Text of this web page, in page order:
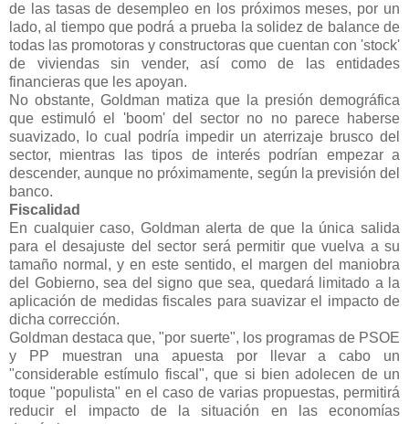
de las tasas de desempleo en los próximos meses, por un
lado, al tiempo que podrá a prueba la solidez de balance de
todas las promotoras y constructoras que cuentan con 'stock'
de viviendas sin vender, así como de las entidades
financieras que les apoyan.
No obstante, Goldman matiza que la presión demográfica
que estimuló el 'boom' del sector no no parece haberse
suavizado, lo cual podría impedir un aterrizaje brusco del
sector, mientras las tipos de interés podrían empezar a
descender, aunque no próximamente, según la previsión del
banco.
Fiscalidad
En cualquier caso, Goldman alerta de que la única salida
para el desajuste del sector será permitir que vuelva a su
tamaño normal, y en este sentido, el margen del maniobra
del Gobierno, sea del signo que sea, quedará limitado a la
aplicación de medidas fiscales para suavizar el impacto de
dicha corrección.
Goldman destaca que, "por suerte", los programas de PSOE
y PP muestran una apuesta por llevar a cabo un
"considerable estímulo fiscal", que si bien adolecen de un
toque "populista" en el caso de varias propuestas, permitirá
reducir el impacto de la situación en las economías